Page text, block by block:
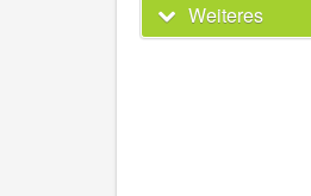
Weiteres